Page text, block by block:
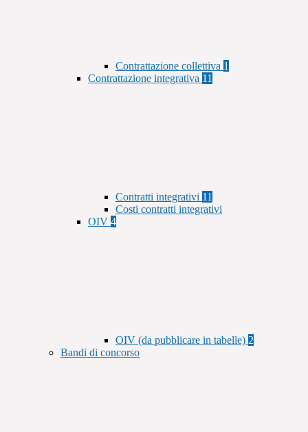
Contrattazione collettiva 1
Contrattazione integrativa 11
Contratti integrativi 11
Costi contratti integrativi
OIV 4
OIV (da pubblicare in tabelle) 2
Bandi di concorso